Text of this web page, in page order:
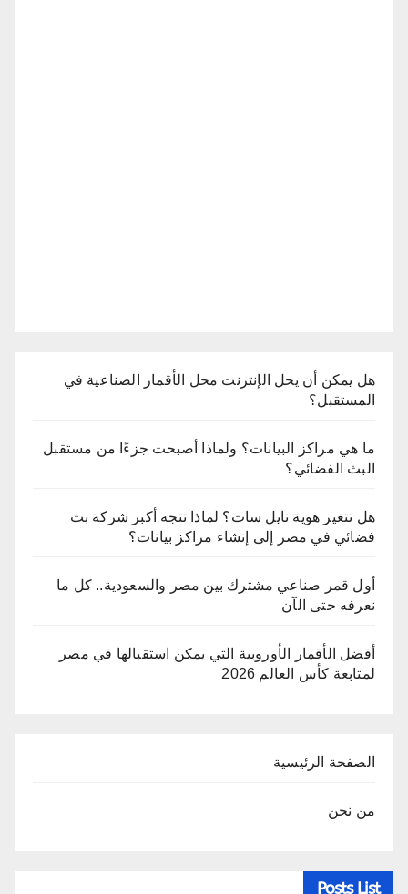
هل يمكن أن يحل الإنترنت محل الأقمار الصناعية في
المستقبل؟
ما هي مراكز البيانات؟ ولماذا أصبحت جزءًا من مستقبل
البث الفضائي؟
هل تتغير هوية نايل سات؟ لماذا تتجه أكبر شركة بث
فضائي في مصر إلى إنشاء مراكز بيانات؟
أول قمر صناعي مشترك بين مصر والسعودية.. كل ما
نعرفه حتى الآن
أفضل الأقمار الأوروبية التي يمكن استقبالها في مصر
لمتابعة كأس العالم 2026
الصفحة الرئيسية
من نحن
Posts List